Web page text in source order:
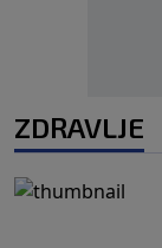
ZDRAVLJE